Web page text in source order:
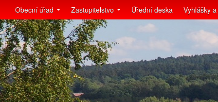
Obecní úřad Zastupitelstvo Úřední deska Vyhlášky